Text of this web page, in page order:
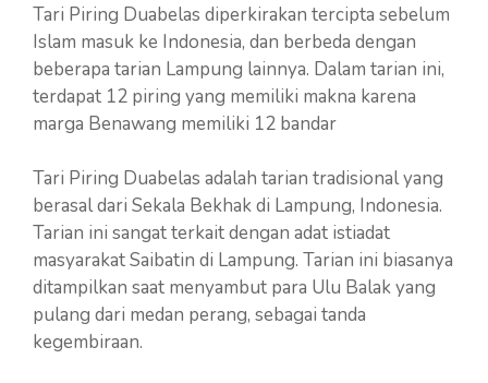
Tari Piring Duabelas diperkirakan tercipta sebelum
Islam masuk ke Indonesia, dan berbeda dengan
beberapa tarian Lampung lainnya. Dalam tarian ini,
terdapat 12 piring yang memiliki makna karena
marga Benawang memiliki 12 bandar
Tari Piring Duabelas adalah tarian tradisional yang
berasal dari Sekala Bekhak di Lampung, Indonesia.
Tarian ini sangat terkait dengan adat istiadat
masyarakat Saibatin di Lampung. Tarian ini biasanya
ditampilkan saat menyambut para Ulu Balak yang
pulang dari medan perang, sebagai tanda
kegembiraan.